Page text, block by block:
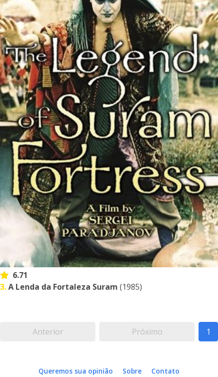
6.71
3.A Lenda da Fortaleza Suram (1985)
Anterior Próximo 1
Queremos sua opinião Sobre Contato